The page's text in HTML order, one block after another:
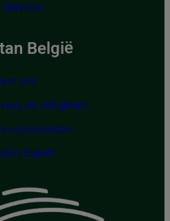
Services
België
ons
en veiligheid
voorwaarden
Expert